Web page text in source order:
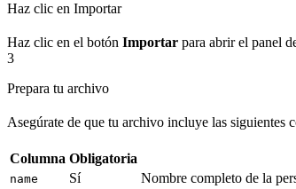
Haz clic en Importar
Haz clic en el botón Importar para abrir el panel
3
Prepara tu archivo
Asegúrate de que tu archivo incluye las siguientes
Columna Obligatoria
name Sí Nombre completo de la